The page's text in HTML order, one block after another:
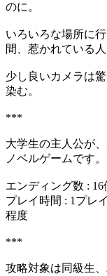
のに。
いろいろな場所に
間、惹かれている人
少し良いカメラは
染む。
***
大学生の主人公が
ノベルゲームです。
エンディング数 : 16
プレイ時間 : 1プレ
程度
***
攻略対象は同級生